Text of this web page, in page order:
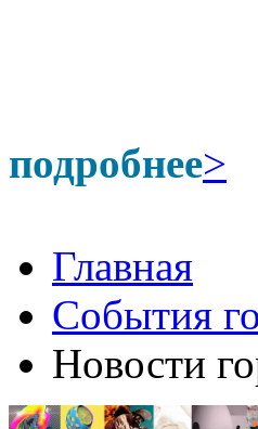
подробнее>
Главная
События
Новости